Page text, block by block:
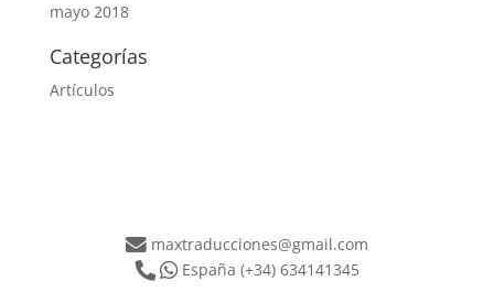
mayo 2018
Categorías
Artículos
maxtraducciones@gmail.com
España (+34) 634141345